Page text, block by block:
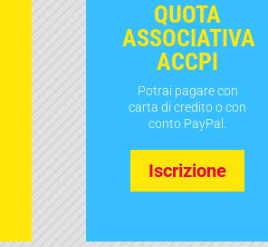
QUOTA
ASSOCIATIVA
ACCPI
Potrai pagare con
carta di credito o con
conto PayPal.
Iscrizione